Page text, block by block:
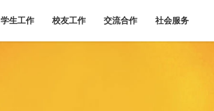
学生工作 校友工作 交流合作 社会服务